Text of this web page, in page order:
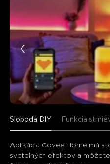
Sloboda DIY Funkcia
Aplikácia Govee Home má
svetelných efektov a